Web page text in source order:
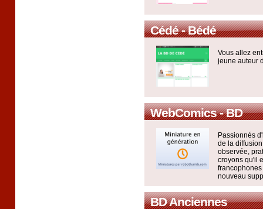
Cédé - Bédé
Vous allez
jeune auteur
WebComics - BD
Passionnés
de la
observée,
croyons qu'il
nouveau
BD Anciennes